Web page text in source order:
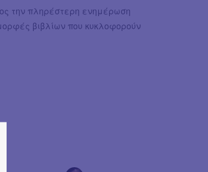
την πληρέστερη ενημέρωση
βιβλίων που κυκλοφορούν